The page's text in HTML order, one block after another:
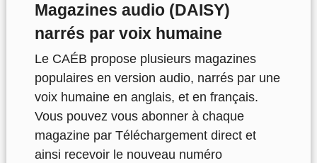
Magazines audio (DAISY)
narrés par voix humaine
Le CAÉB propose plusieurs magazines
populaires en version audio, narrés par une
voix humaine en anglais, et en français.
Vous pouvez vous abonner à chaque
magazine par Téléchargement direct et
ainsi recevoir le nouveau numéro